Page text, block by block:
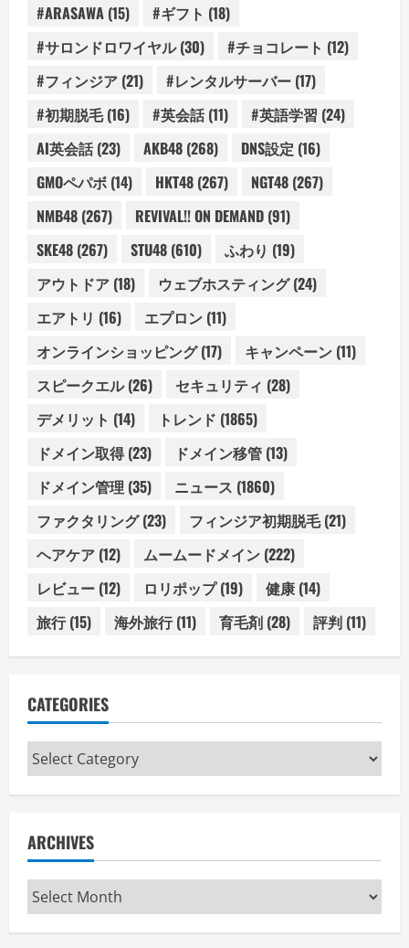
#ARASAWA (15) #ギフト (18)
#サロンドロワイヤル(30) #チョコレート (12)
#フィンジア (21) #レンタルサーバー (17)
#初期脱毛(16) #英会話(11) #英語学習 (24)
AI英会話(23) AKB48 (268) DNS設定 (16)
GMOペパボ (14) HKT48 (267) NGT48 (267)
NMB48 (267) REVIVAL!! ON DEMAND (91)
SKE48 (267) STU48 (610) ふわり (19)
アウトドア (18) ウェブホスティング(24)
エアトリ (16) エプロン (11)
オンラインショッピング(17) キャンペーン (11)
スピークエル(26) セキュリティ (28)
デメリット (14) トレンド (1865)
ドメイン取得(23) ドメイン移管 (13)
ドメイン管理 (35) ニュース (1860)
ファクタリング(23) フィンジア初期脱毛(21)
ヘアケア (12) ムームードメイン (222)
レビュー (12) ロリポップ(19) 健康 (14)
旅行(15) 海外旅行(11) 育毛剤 (28) 評判 (11)
CATEGORIES
Categories
ARCHIVES
Archives